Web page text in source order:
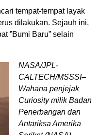
tempat-tempat layak
dilakukan. Sejauh ini,
”Bumi Baru” selain
NASA/JPL-
CALTECH/MSSSI–
Wahana penjejak
Curiosity milik Badan
Penerbangan dan
Antariksa Amerika